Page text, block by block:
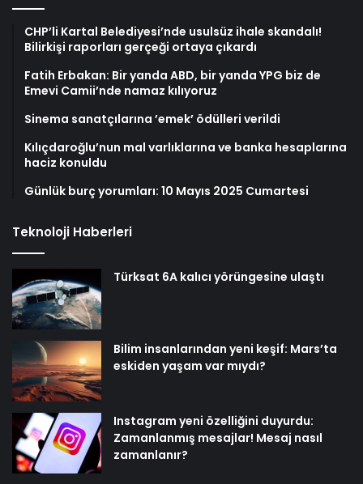
CHP’li Kartal Belediyesi’nde usulsüz ihale skandalı!
Bilirkişi raporları gerçeği ortaya çıkardı
Fatih Erbakan: Bir yanda ABD, bir yanda YPG biz de
Emevi Camii’nde namaz kılıyoruz
Sinema sanatçılarına ’emek’ ödülleri verildi
Kılıçdaroğlu’nun mal varlıklarına ve banka hesaplarına
haciz konuldu
Günlük burç yorumları: 10 Mayıs 2025 Cumartesi
Teknoloji Haberleri
Türksat 6A kalıcı yörüngesine ulaştı
Bilim insanlarından yeni keşif: Mars’ta
eskiden yaşam var mıydı?
Instagram yeni özelliğini duyurdu:
Zamanlanmış mesajlar! Mesaj nasıl
zamanlanır?